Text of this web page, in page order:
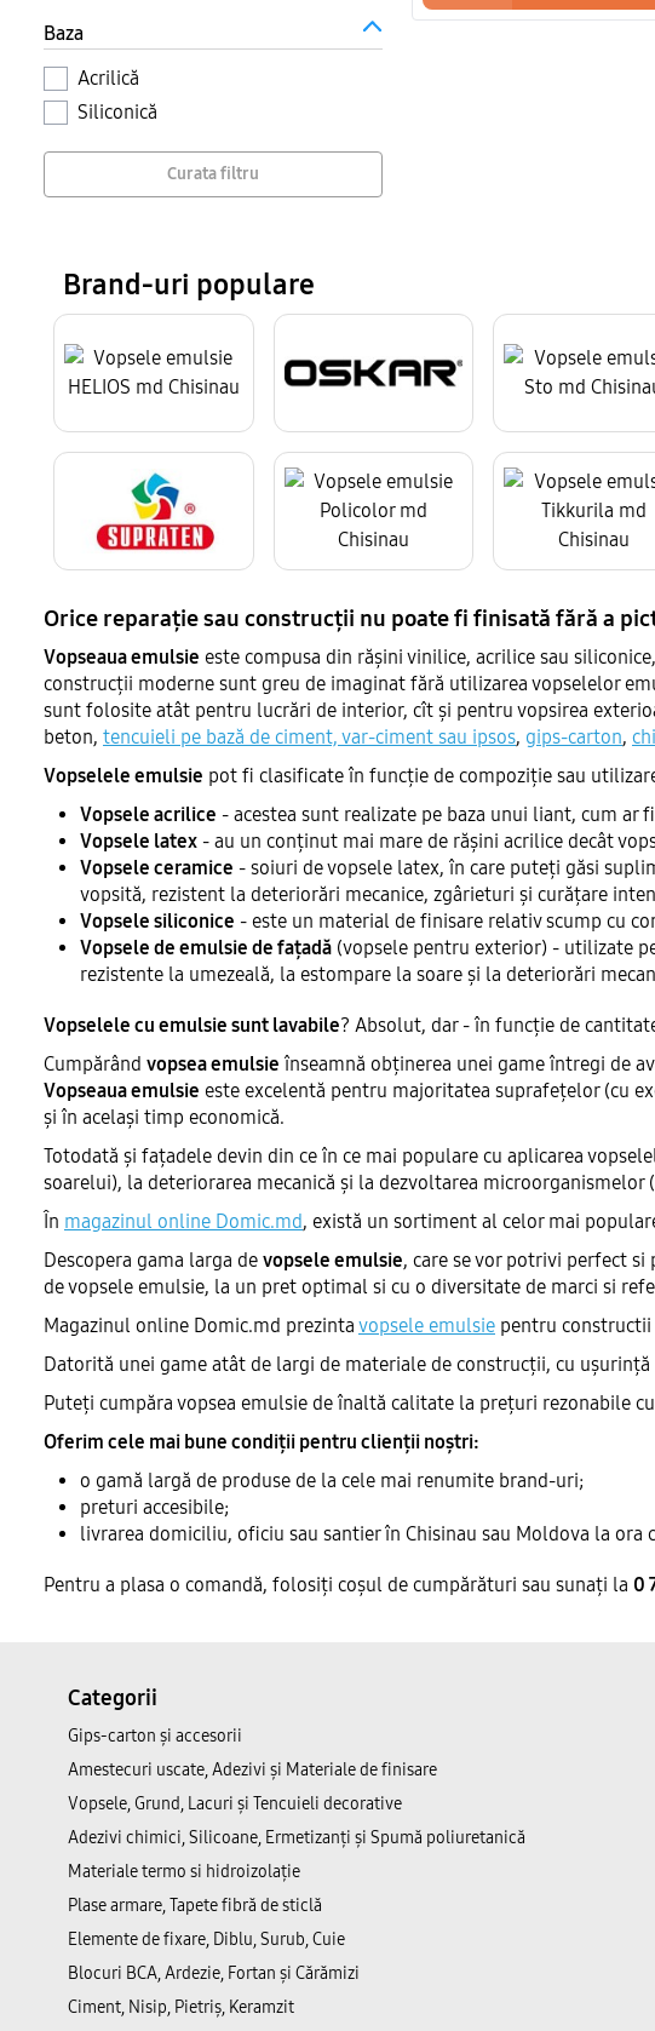
Baza
Acrilică
Siliconică
Curata filtru
Brand-uri populare
Orice reparație sau construcții nu poate fi finisată fără a
Vopseaua emulsie este compusa din rășini vinilice, acrilice sau
construcții moderne sunt greu de imaginat fără utilizarea vopselelor
sunt folosite atât pentru lucrări de interior, cît și pentru vopsirea
beton, tencuieli pe bază de ciment, var-ciment sau ipsos, gips-carton,
Vopselele emulsie pot fi clasificate în funcție de compoziție sau
Vopsele acrilice - acestea sunt realizate pe baza unui liant, cum
Vopsele latex - au un conținut mai mare de rășini acrilice decât
Vopsele ceramice - soiuri de vopsele latex, în care puteți găsi
vopsită, rezistent la deteriorări mecanice, zgârieturi și curățare
Vopsele siliconice - este un material de finisare relativ scump cu
Vopsele de emulsie de fațadă (vopsele pentru exterior) - utilizate
rezistente la umezeală, la estompare la soare și la deteriorări
Vopselele cu emulsie sunt lavabile? Absolut, dar - în funcție de
Cumpărând vopsea emulsie înseamnă obținerea unei game întregi de
Vopseaua emulsie este excelentă pentru majoritatea suprafețelor (cu
și în același timp economică.
Totodată și fațadele devin din ce în ce mai populare cu aplicarea
soarelui), la deteriorarea mecanică și la dezvoltarea microorganismelor
În magazinul online Domic.md, există un sortiment al celor mai
Descopera gama larga de vopsele emulsie, care se vor potrivi perfect
de vopsele emulsie, la un pret optimal si cu o diversitate de marci si
Magazinul online Domic.md prezinta vopsele emulsie pentru
Datorită unei game atât de largi de materiale de construcții, cu
Puteți cumpăra vopsea emulsie de înaltă calitate la prețuri rezonabile
Oferim cele mai bune condiții pentru clienții noștri:
o gamă largă de produse de la cele mai renumite brand-uri;
preturi accesibile;
livrarea domiciliu, oficiu sau santier în Chisinau sau Moldova la ora
Pentru a plasa o comandă, folosiți coșul de cumpărături sau sunați la 0
Categorii
Gips-carton și accesorii
Amestecuri uscate, Adezivi şi Materiale de finisare
Vopsele, Grund, Lacuri și Tencuieli decorative
Adezivi chimici, Silicoane, Ermetizanți și Spumă poliuretanică
Materiale termo si hidroizolație
Plase armare, Tapete fibră de sticlă
Elemente de fixare, Diblu, Surub, Cuie
Blocuri BCA, Ardezie, Fortan și Cărămizi
Ciment, Nisip, Pietriș, Keramzit